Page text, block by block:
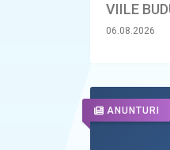
VIILE
06.08.2026
ANUNTURI